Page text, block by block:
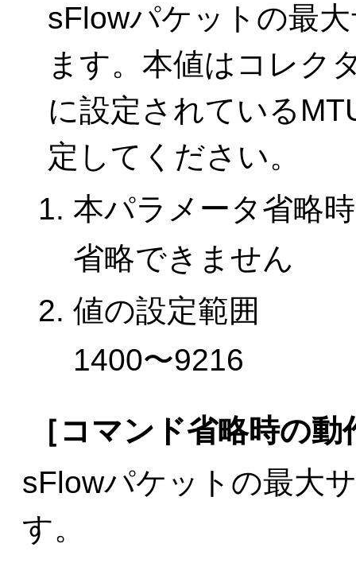
sFlowパケットの最
ます。本値はコレク
に設定されている
定してください。
本パラメータ省略
省略できません
値の設定範囲
1400〜9216
［コマンド省略時の動
sFlowパケットの最大
す。